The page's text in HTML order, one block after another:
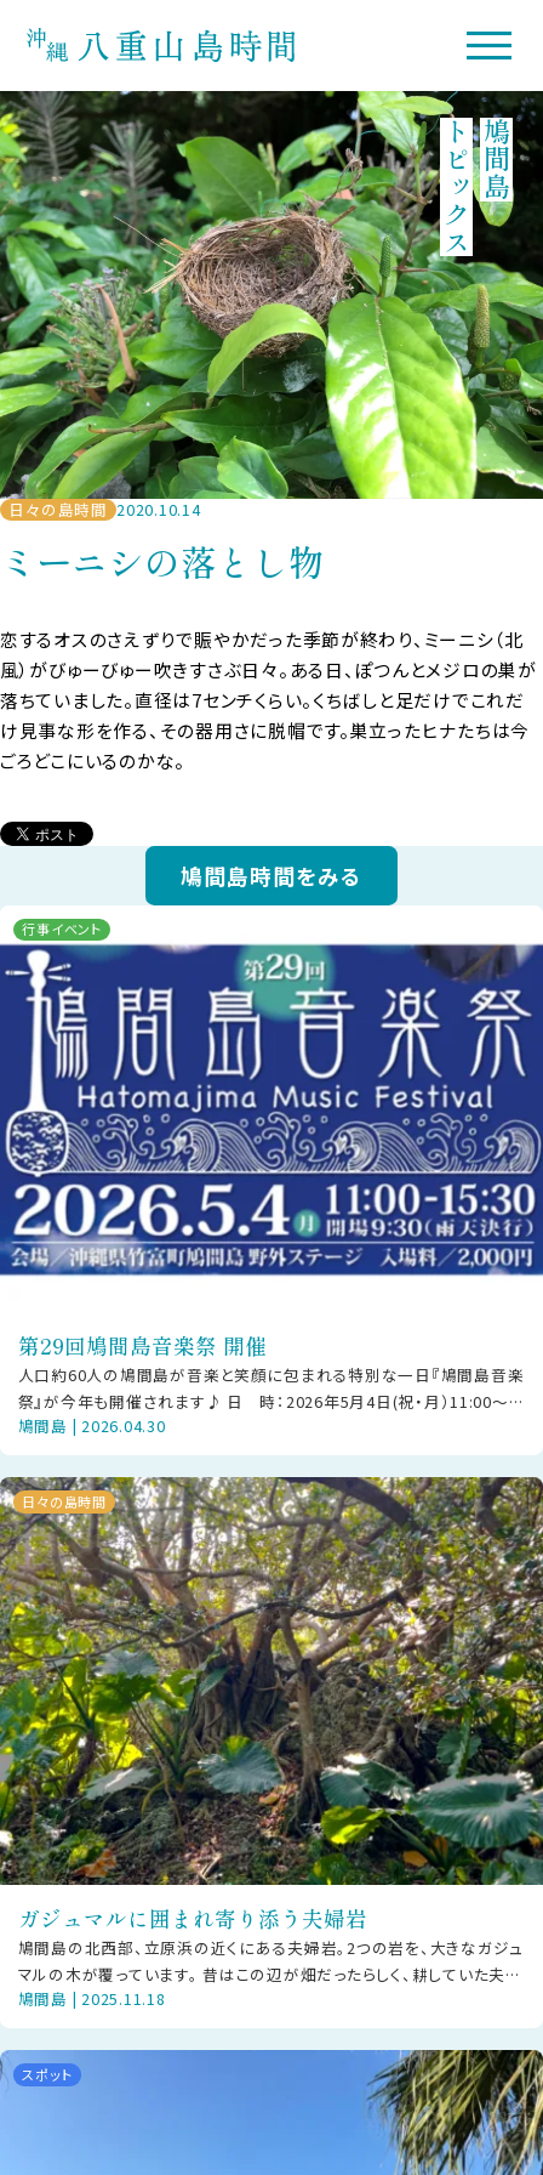
鳩間島
トピックス
日々の島時間 2020.10.14
ミーニシの落とし物
恋するオスのさえずりで賑やかだった季節が終わり、ミーニシ（北
風）がびゅーびゅー吹きすさぶ日々。ある日、ぽつんとメジロの巣が
落ちていました。直径は7センチくらい。くちばしと足だけでこれだ
け見事な形を作る、その器用さに脱帽です。巣立ったヒナたちは今
ごろどこにいるのかな。
鳩間島時間をみる
行事イベント
第29回鳩間島音楽祭 開催
人口約60人の鳩間島が音楽と笑顔に包まれる特別な一日『鳩間島音楽
祭』が今年も開催されます♪ 日 時：2026年5月4日(祝・月）11:00〜
15:30場 所：鳩
鳩間島 | 2026.04.30
日々の島時間
ガジュマルに囲まれ寄り添う夫婦岩
鳩間島の北西部、立原浜の近くにある夫婦岩。2つの岩を、大きなガジュ
マルの木が覆っています。 昔はこの辺が畑だったらしく、耕していた夫婦
がとっても仲が良かったこと
鳩間島 | 2025.11.18
スポット